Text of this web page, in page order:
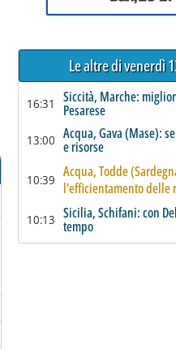
Le altre di venerdì
16:31 Siccità, Marche:
Pesarese
13:00 Acqua, Gava (Mase):
e risorse
10:39 Acqua, Todde
l'efficientamento delle
10:13 Sicilia, Schifani: con
tempo